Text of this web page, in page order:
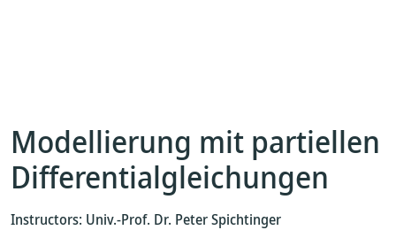
Modellierung mit partiellen
Differentialgleichungen
Instructors: Univ.-Prof. Dr. Peter Spichtinger